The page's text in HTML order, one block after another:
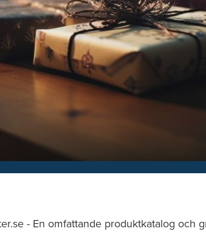
- En omfattande produktkatalog och